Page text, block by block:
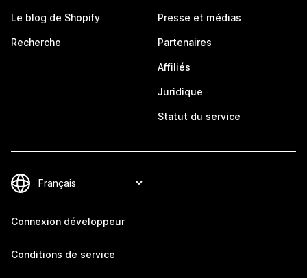
Le blog de Shopify
Recherche
Presse et médias
Partenaires
Affiliés
Juridique
Statut du service
Connexion développeur
Conditions de service